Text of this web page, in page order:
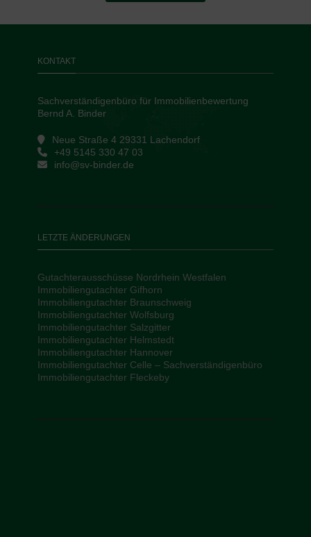
KONTAKT
Sachverständigenbüro für Immobilienbewertung
Bernd A. Binder
Neue Straße 4 29331 Lachendorf
+49 5145 330 47 03
info@sv-binder.de
LETZTE ÄNDERUNGEN
Gutachterausschüsse Nordrhein Westfalen
Immobiliengutachter Gifhorn
Immobiliengutachter Braunschweig
Immobiliengutachter Wolfsburg
Immobiliengutachter Salzgitter
Immobiliengutachter Helmstedt
Immobiliengutachter Hannover
Immobiliengutachter Celle – Sachverständigenbüro
Immobiliengutachter Fleckeby